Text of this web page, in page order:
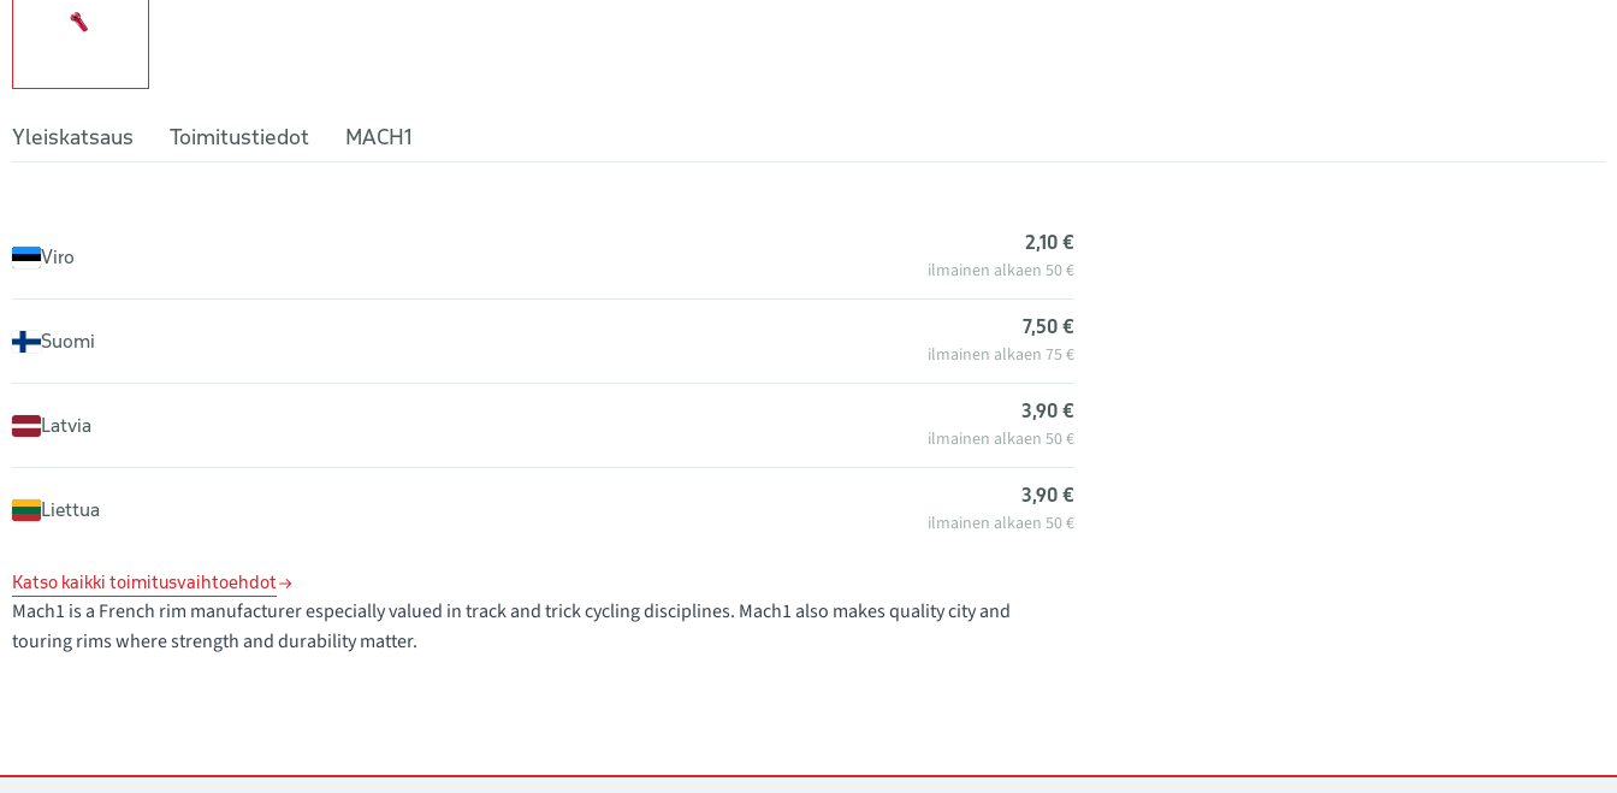
Yleiskatsaus Toimitustiedot MACH1
Viro
2,10 €
ilmainen alkaen 50 €
Suomi
7,50 €
ilmainen alkaen 75 €
Latvia
3,90 €
ilmainen alkaen 50 €
Liettua
3,90 €
ilmainen alkaen 50 €
Katso kaikki toimitusvaihtoehdot
Mach1 is a French rim manufacturer especially valued in track and trick cycling disciplines. Mach1 also makes quality city and
touring rims where strength and durability matter.